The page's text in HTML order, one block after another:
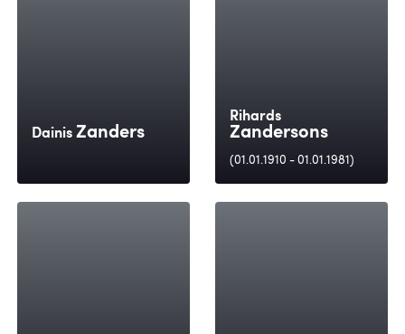
Dainis Zanders
Rihards
Zandersons
(01.01.1910 - 01.01.1981)